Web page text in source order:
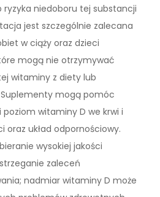
ryzyka niedoboru tej substancji
jest szczególnie zalecana
w ciąży oraz dzieci
mogą nie otrzymywać
witaminy z diety lub
Suplementy mogą pomóc
witaminy D we krwi i
oraz układ odpornościowy.
wysokiej jakości
zaleceń
nadmiar witaminy D może